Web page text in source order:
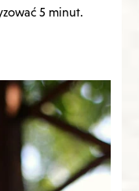
5 minut.